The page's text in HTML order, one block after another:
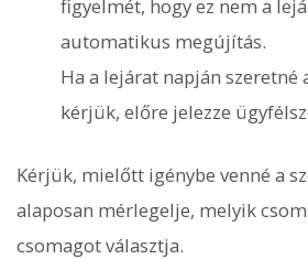
figyelmét, hogy ez nem a
automatikus megújítás.
Ha a lejárat napján szeretné
kérjük, előre jelezze
Kérjük, mielőtt igénybe venné a
alaposan mérlegelje, melyik
csomagot választja.